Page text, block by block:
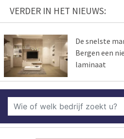
VERDER IN HET NIEUWS:
De snelste
Bergen een
laminaat